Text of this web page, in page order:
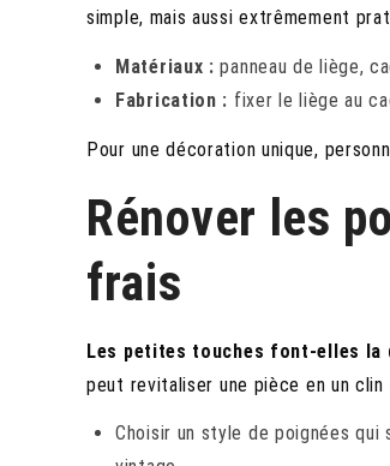
simple, mais aussi extrêmement
Matériaux : panneau de liège,
Fabrication : fixer le liège au
Pour une décoration unique,
Rénover les
frais
Les petites touches font-elles
peut revitaliser une pièce en un
Choisir un style de poignées